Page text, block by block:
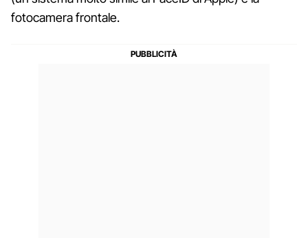
fotocamera frontale.